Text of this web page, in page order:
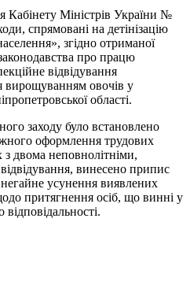
Міністрів України №
спрямовані на детінізацію
згідно отриманої
про працю
відвідування
вирощуванням овочів у
області.
заходу було встановлено
оформлення трудових
з двома неповнолітніми,
винесено припис
усунення виявлених
притягнення осіб, що винні у